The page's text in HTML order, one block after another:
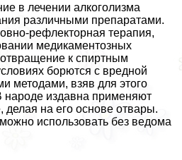
в лечении алкоголизма
различными препаратами.
рефлекторная терапия,
медикаментозных
к спиртным
борются с вредной
методами, взяв для этого
народе издавна применяют
делая на его основе отвары.
использовать без ведома